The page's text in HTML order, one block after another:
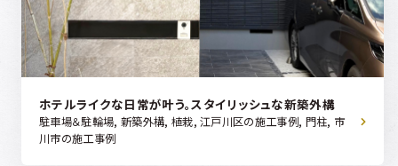
ホテルライクな日常が叶う。スタイリッシュな新築外構
駐車場＆駐輪場, 新築外構, 植栽, 江戸川区の施工事例, 門柱, 市
川市の施工事例